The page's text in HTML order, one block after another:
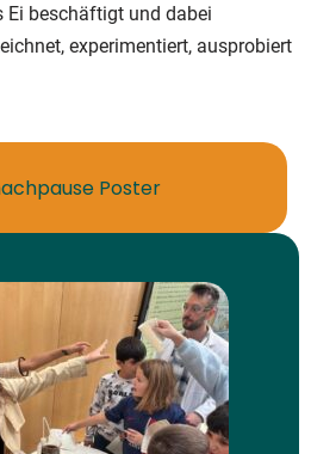
Ei beschäftigt und dabei
experimentiert, ausprobiert